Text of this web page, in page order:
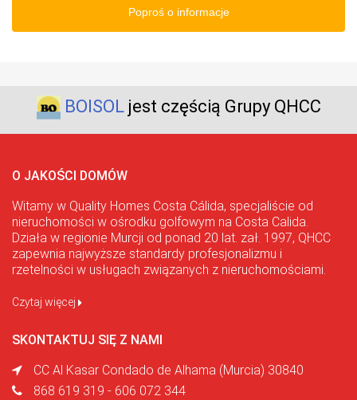
Poproś o informacje
BOISOLjest częścią Grupy QHCC
O JAKOŚCI DOMÓW
Witamy w Quality Homes Costa Cálida, specjaliście od
nieruchomości w ośrodku golfowym na Costa Calida.
Działa w regionie Murcji od ponad 20 lat. zał. 1997, QHCC
zapewnia najwyższe standardy profesjonalizmu i
rzetelności w usługach związanych z nieruchomościami.
Czytaj więcej
SKONTAKTUJ SIĘ Z NAMI
CC Al Kasar Condado de Alhama (Murcia) 30840
868 619 319 - 606 072 344